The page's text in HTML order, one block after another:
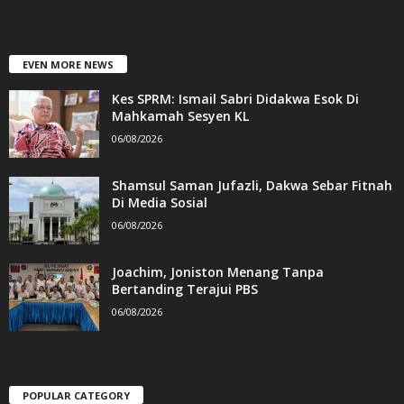
EVEN MORE NEWS
Kes SPRM: Ismail Sabri Didakwa Esok Di
Mahkamah Sesyen KL
06/08/2026
Shamsul Saman Jufazli, Dakwa Sebar Fitnah
Di Media Sosial
06/08/2026
Joachim, Joniston Menang Tanpa
Bertanding Terajui PBS
06/08/2026
POPULAR CATEGORY